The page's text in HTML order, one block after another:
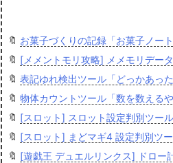
🔖 お菓子づくりの記録「お菓子ノート
🔖 [メメントモリ攻略] メメモリデータ
🔖 表記ゆれ検出ツール「どっかあった
🔖 物体カウントツール「数を数えるや
🔖 [スロット] スロット設定判別ツール
🔖 [スロット] まどマギ4 設定判別ツ
🔖 [遊戯王 デュエルリンクス] ドロー